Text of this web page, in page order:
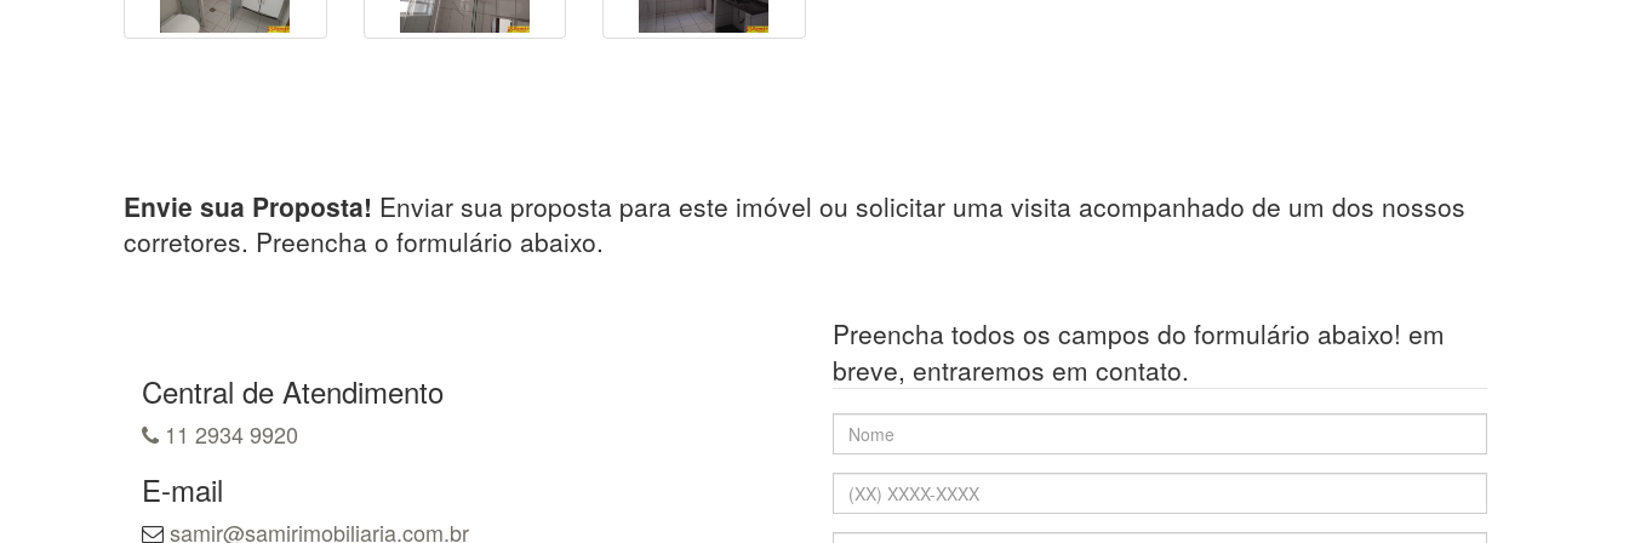
Envie sua Proposta! Enviar sua proposta para este imóvel ou solicitar uma visita acompanhado de um dos nossos
corretores. Preencha o formulário abaixo.
Central de Atendimento
11 2934 9920
E-mail
samir@samirimobiliaria.com.br
Preencha todos os campos do formulário abaixo! em
breve, entraremos em contato.